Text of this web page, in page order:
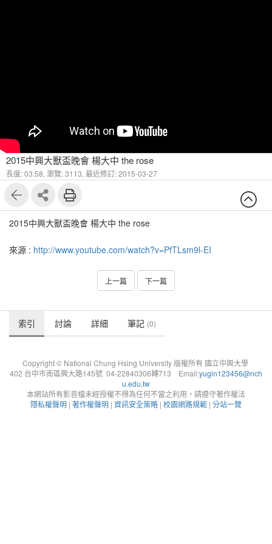
2015中興大獸盃晚會 楊大中 the rose
長度: 03:58, 瀏覽: 3113, 最近修訂: 2015-03-27
2015中興大獸盃晚會 楊大中 the rose
來源 : http://www.youtube.com/watch?v=PfTLsm9l-EI
上一篇 下一篇
索引 討論 詳細 筆記 (0)
Copyright © National Chung Hsing University 版權所有 國立中興大學
402 台中市南區興大路145號 04-22840306轉713 Email:yugin123456@nch
u.edu.tw
本網站所有影音檔未經授權不得為任何不當之利用，請遵守著作權法
隱私權聲明 | 著作權聲明 | 資訊安全策略 | 校園網路規範 | 分站一覽